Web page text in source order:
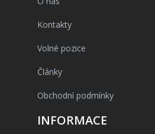
Kontakty
Volné pozice
Články
Obchodní podmínky
INFORMACE